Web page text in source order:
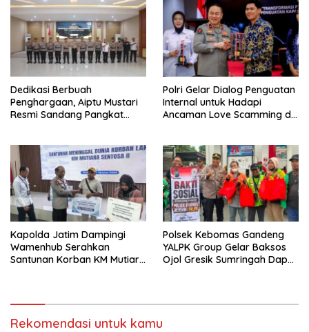
Kamtibmas
Dedikasi Berbuah
Penghargaan, Aiptu Mustari
Resmi Sandang Pangkat
Polri Gelar Dialog Penguatan
Internal untuk Hadapi
Ancaman Love Scamming di
Kapolda Jatim Dampingi
Wamenhub Serahkan
Santunan Korban KM Mutiara
Polsek Kebomas Gandeng
YALPK Group Gelar Baksos
Ojol Gresik Sumringah Dapat
Rekomendasi untuk kamu